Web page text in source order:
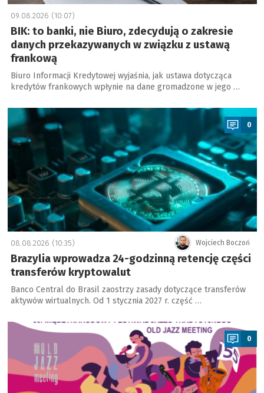
09.08.2026 (10:07)
BIK: to banki, nie Biuro, zdecydują o zakresie
danych przekazywanych w związku z ustawą
frankową
Biuro Informacji Kredytowej wyjaśnia, jak ustawa dotycząca
kredytów frankowych wpłynie na dane gromadzone w jego …
a
0
Wojciech Boczoń
08.08.2026 (10:35)
Brazylia wprowadza 24-godzinną retencję części
transferów kryptowalut
Banco Central do Brasil zaostrzy zasady dotyczące transferów
aktywów wirtualnych. Od 1 stycznia 2027 r. część …
a
0